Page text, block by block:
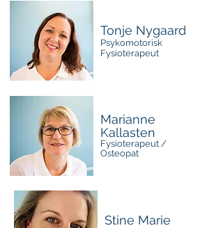
Tonje Nygaard
Psykomotorisk
Fysioterapeut
Marianne
Kallasten
Fysioterapeut /
Osteopat
Stine Marie